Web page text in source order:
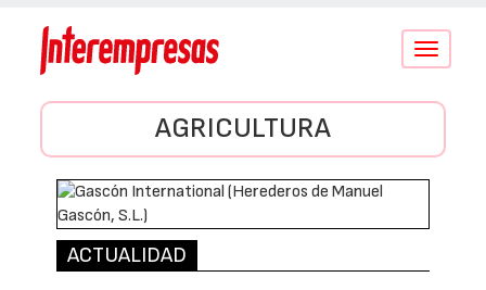
Conmutar
AGRICULTURA
ACTUALIDAD